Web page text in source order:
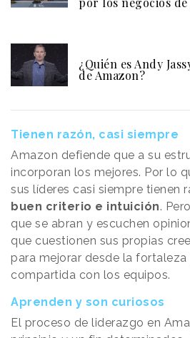
¿Quién es Andy
de Amazon?
Tienen razón, casi siempre
Amazon defiende que a su
incorporan los mejores. Por lo
sus líderes casi siempre tienen
buen criterio e intuición.
que se abran y escuchen
que cuestionen sus propias
para mejorar desde la
compartida con los equipos.
Aprenden y son curiosos
El proceso de liderazgo en